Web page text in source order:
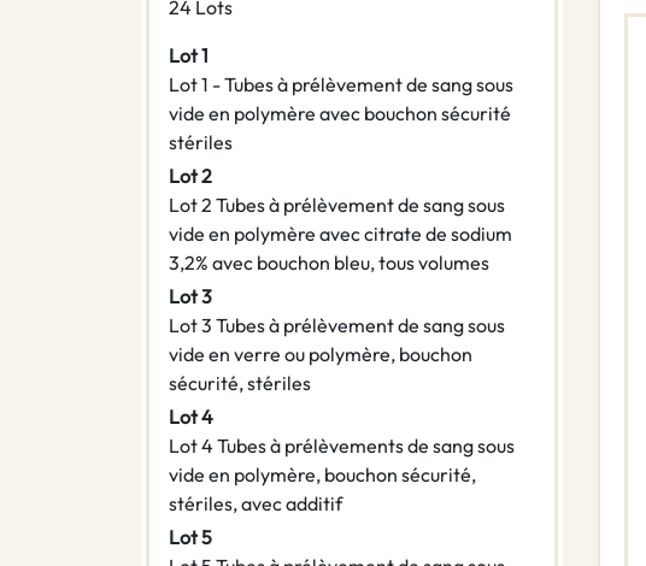
24 Lots
Lot 1
Lot 1 - Tubes à prélèvement de sang sous
vide en polymère avec bouchon sécurité
stériles
Lot 2
Lot 2 Tubes à prélèvement de sang sous
vide en polymère avec citrate de sodium
3,2% avec bouchon bleu, tous volumes
Lot 3
Lot 3 Tubes à prélèvement de sang sous
vide en verre ou polymère, bouchon
sécurité, stériles
Lot 4
Lot 4 Tubes à prélèvements de sang sous
vide en polymère, bouchon sécurité,
stériles, avec additif
Lot 5